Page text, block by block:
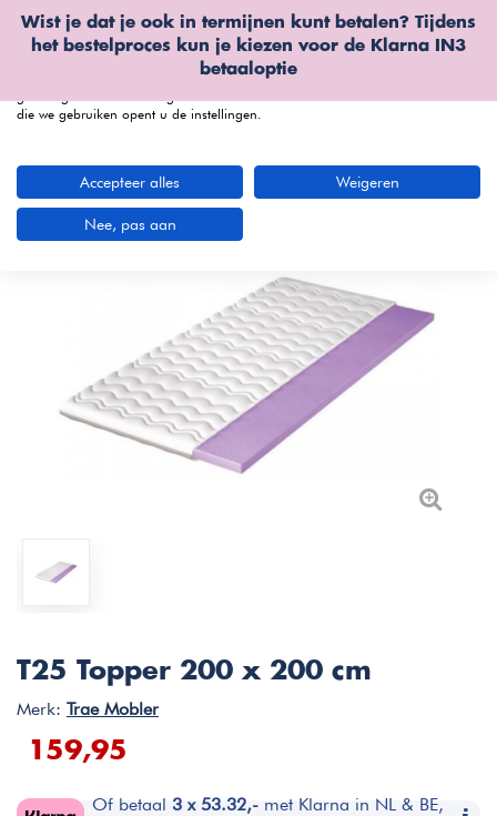
Wist je dat je ook in termijnen kunt betalen? Tijdens
het bestelproces kun je kiezen voor de Klarna IN3
betaaloptie
T25 Topper 200 x 200 cm
Merk: Trae Mobler
159,95
Of betaal 3 x 53.32,-met Klarna in NL & BE,
Wij gebruiken cookies
We kunnen deze plaatsen voor analyse van onze bezoekersgegevens, om
onze website te verbeteren, gepersonaliseerde inhoud te tonen en om u een
die we gebruiken opent u de instellingen.
Accepteer alles Weigeren
Nee, pas aan